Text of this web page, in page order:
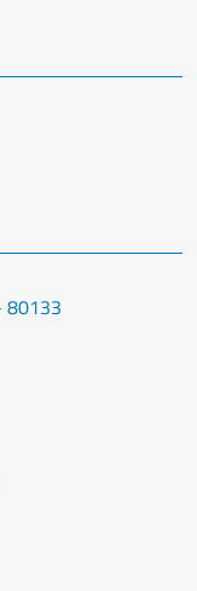
80133